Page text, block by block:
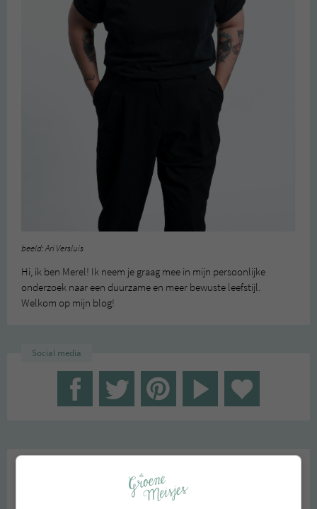
beeld: Ari Versluis
Hi, ik ben Merel! Ik neem je graag mee in mijn persoonlijke
onderzoek naar een duurzame en meer bewuste leefstijl.
Welkom op mijn blog!
Social media